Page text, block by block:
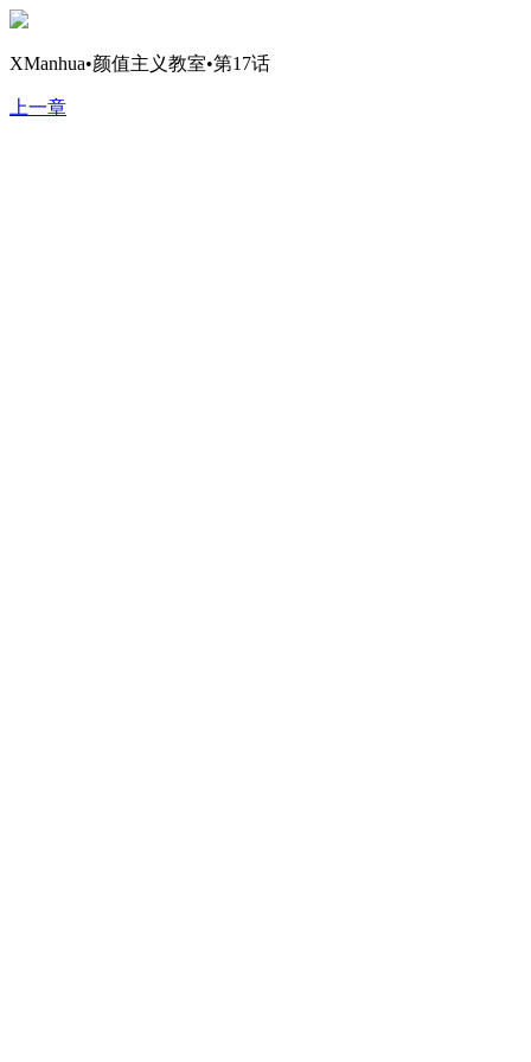
XManhua•颜值主义教室•第17话
上一章